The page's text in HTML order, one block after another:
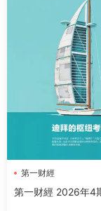
第一财經
第一财經 2026年4